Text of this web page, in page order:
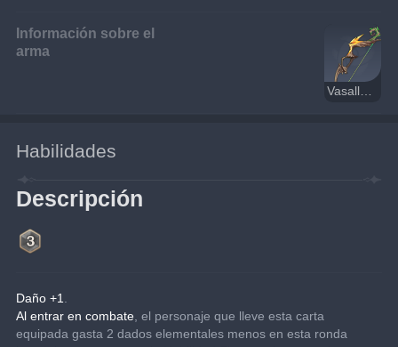
Información sobre el
arma
Vasalla del Rey
Habilidades
Descripción
Daño +1
Al entrar en combate , el personaje que lleve esta carta
equipada gasta 2 dados elementales menos en esta ronda